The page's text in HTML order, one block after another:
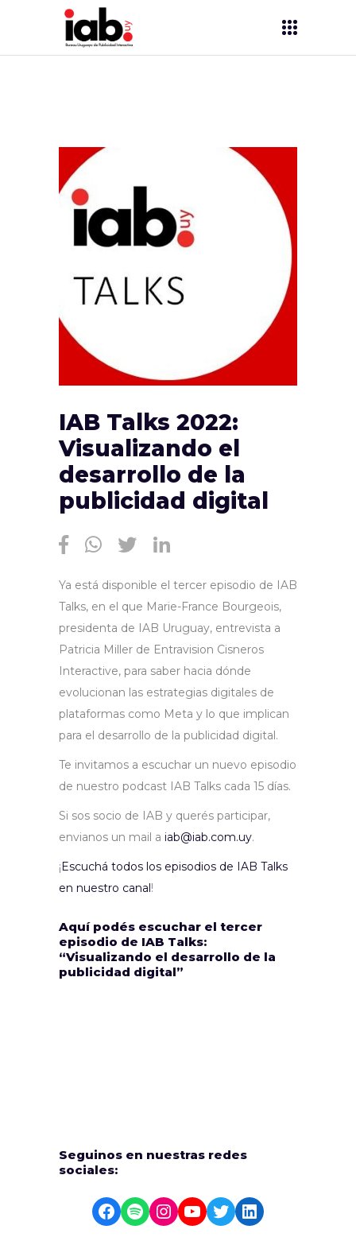
IAB Talks 2022:
Visualizando el
desarrollo de la
publicidad digital
Ya está disponible el tercer episodio de IAB
Talks, en el que Marie-France Bourgeois,
presidenta de IAB Uruguay, entrevista a
Patricia Miller de Entravision Cisneros
Interactive, para saber hacia dónde
evolucionan las estrategias digitales de
plataformas como Meta y lo que implican
para el desarrollo de la publicidad digital.
Te invitamos a escuchar un nuevo episodio
de nuestro podcast IAB Talks cada 15 días.
Si sos socio de IAB y querés participar,
envianos un mail a iab@iab.com.uy.
¡Escuchá todos los episodios de IAB Talks
en nuestro canal!
Aquí podés escuchar el tercer
episodio de IAB Talks:
“Visualizando el desarrollo de la
publicidad digital”
Seguinos en nuestras redes
sociales:
Facebook
Spotify
Instagram
YouTube
TwitterLinkedIn